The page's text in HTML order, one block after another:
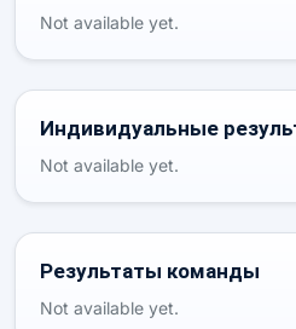
Not available yet.
Индивидуальные
Not available yet.
Результаты команды
Not available yet.